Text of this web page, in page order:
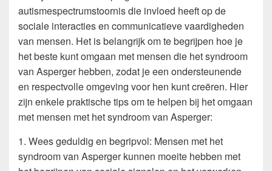
autismespectrumstoornis die invloed heeft op de
sociale interacties en communicatieve vaardigheden
van mensen. Het is belangrijk om te begrijpen hoe je
het beste kunt omgaan met mensen die het syndroom
van Asperger hebben, zodat je een ondersteunende
en respectvolle omgeving voor hen kunt creëren. Hier
zijn enkele praktische tips om te helpen bij het omgaan
met mensen met het syndroom van Asperger:
1. Wees geduldig en begripvol: Mensen met het
syndroom van Asperger kunnen moeite hebben met